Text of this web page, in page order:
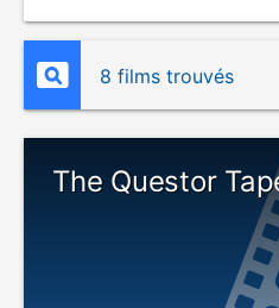
8 films trouvés
The Questor